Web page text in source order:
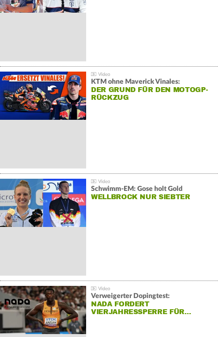
KTM ohne Maverick Vinales:
DER GRUND FÜR DEN MOTOGP-
RÜCKZUG
Schwimm-EM: Gose holt Gold
WELLBROCK NUR SIEBTER
Verweigerter Dopingtest:
NADA FORDERT
VIERJAHRESSPERRE FÜR…